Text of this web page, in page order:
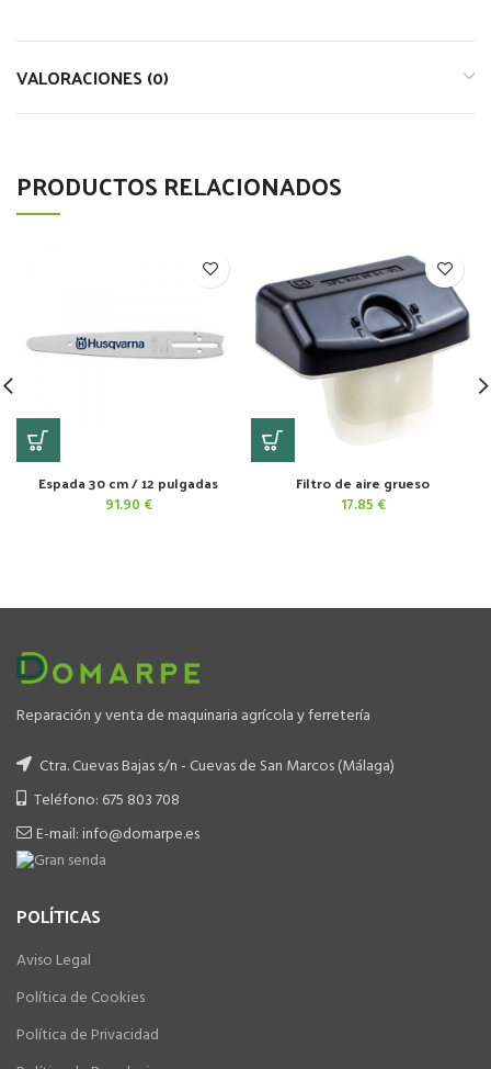
VALORACIONES (0)
PRODUCTOS RELACIONADOS
Espada 30 cm / 12 pulgadas
91.90 €
Filtro de aire grueso
17.85 €
Reparación y venta de maquinaria agrícola y ferretería
Ctra. Cuevas Bajas s/n - Cuevas de San Marcos (Málaga)
Teléfono: 675 803 708
E-mail: info@domarpe.es
POLÍTICAS
Aviso Legal
Política de Cookies
Política de Privacidad